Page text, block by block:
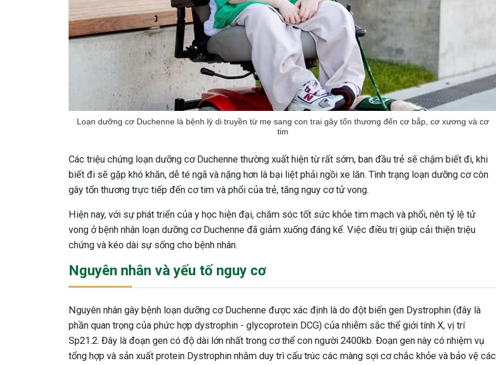
Loạn dưỡng cơ Duchenne là bệnh lý di truyền từ mẹ sang con trai gây tổn thương đến cơ bắp, cơ xương và cơ
tim
Các triệu chứng loạn dưỡng cơ Duchenne thường xuất hiện từ rất sớm, ban đầu trẻ sẽ chậm biết đi, khi
biết đi sẽ gặp khó khăn, dễ té ngã và nặng hơn là bại liệt phải ngồi xe lăn. Tình trạng loạn dưỡng cơ còn
gây tổn thương trực tiếp đến cơ tim và phổi của trẻ, tăng nguy cơ tử vong.
Hiện nay, với sự phát triển của y học hiện đại, chăm sóc tốt sức khỏe tim mạch và phổi, nên tỷ lệ tử
vong ở bệnh nhân loạn dưỡng cơ Duchenne đã giảm xuống đáng kể. Việc điều trị giúp cải thiện triệu
chứng và kéo dài sự sống cho bệnh nhân.
Nguyên nhân và yếu tố nguy cơ
Nguyên nhân gây bệnh loạn dưỡng cơ Duchenne được xác định là do đột biến gen Dystrophin (đây là
phần quan trọng của phức hợp dystrophin - glycoprotein DCG) của nhiễm sắc thể giới tính X, vị trí
Sp21.2. Đây là đoạn gen có độ dài lớn nhất trong cơ thể con người 2400kb. Đoạn gen này có nhiệm vụ
tổng hợp và sản xuất protein Dystrophin nhằm duy trì cấu trúc các màng sợi cơ chắc khỏe và bảo vệ các